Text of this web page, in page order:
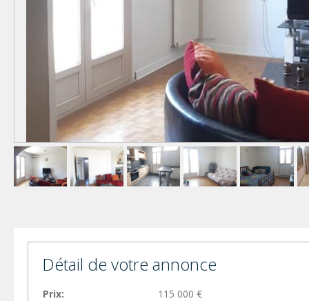
Détail de votre annonce
Prix:
115 000 €